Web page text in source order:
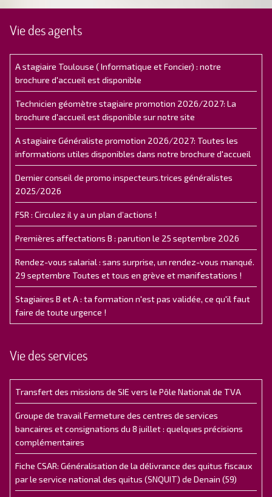
Vie des agents
A stagiaire Toulouse ( Informatique et Foncier) : notre
brochure d'accueil est disponible
Technicien géomètre stagiaire promotion 2026/2027: La
brochure d'accueil est disponible sur notre site
A stagiaire Généraliste promotion 2026/2027: Toutes les
informations utiles disponibles dans notre brochure d'accueil
Dernier conseil de promo inspecteurs.trices généralistes
2025/2026
FSR : Circulez il y a un plan d’actions !
Premières affectations B : parution le 25 septembre 2026
Rendez-vous salarial : sans surprise, un rendez-vous manqué.
29 septembre Toutes et tous en grève et manifestations !
Stagiaires B et A : ta formation n'est pas validée, ce qu'il faut
faire de toute urgence !
Vie des services
Transfert des missions de SIE vers le Pôle National de TVA
Groupe de travail Fermeture des centres de services
bancaires et consignations du 8 juillet : quelques précisions
complémentaires
Fiche CSAR: Généralisation de la délivrance des quitus fiscaux
par le service national des quitus (SNQUIT) de Denain (59)